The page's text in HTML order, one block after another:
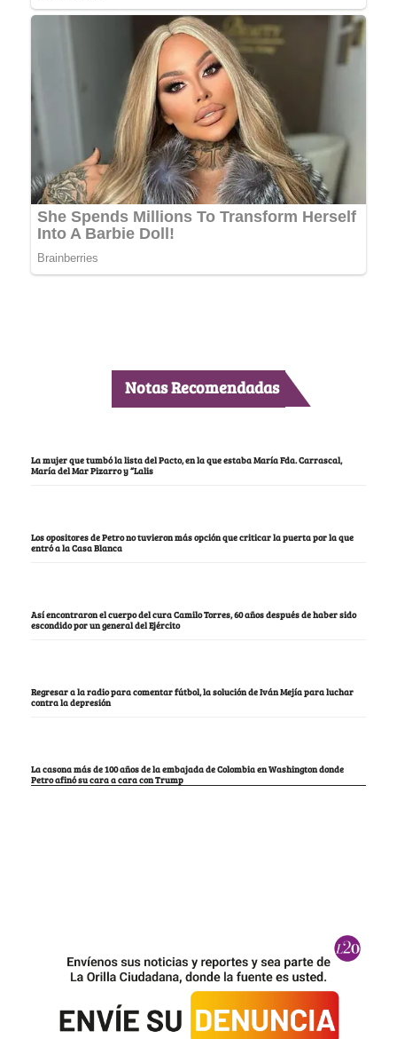
Notas Recomendadas
La mujer que tumbó la lista del Pacto, en la que estaba María Fda. Carrascal,
María del Mar Pizarro y “Lalis
Los opositores de Petro no tuvieron más opción que criticar la puerta por la que
entró a la Casa Blanca
Así encontraron el cuerpo del cura Camilo Torres, 60 años después de haber sido
escondido por un general del Ejército
Regresar a la radio para comentar fútbol, la solución de Iván Mejía para luchar
contra la depresión
La casona más de 100 años de la embajada de Colombia en Washington donde
Petro afinó su cara a cara con Trump